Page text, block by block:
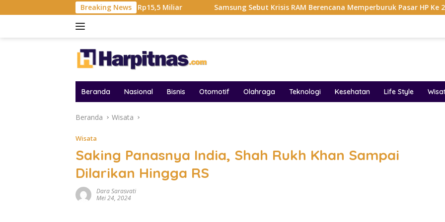
ke
Breaking News
Hadiah Liga Tembus Rp15,5 Miliar Samsung Sebut Krisis RAM Berencana Memperburuk Pasar HP Ke 2027
Beranda Nasional Bisnis Otomotif Olahraga Teknologi Kesehatan Life Style
Beranda Wisata
Wisata
Saking Panasnya India, Shah Rukh Khan Sampai
Dilarikan Hingga RS
Dara Sarasvati
Mei 24, 2024